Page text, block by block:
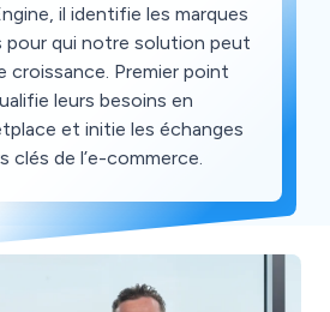
il identifie les marques
qui notre solution peut
croissance. Premier point
leurs besoins en
et initie les échanges
clés de l’e-commerce.